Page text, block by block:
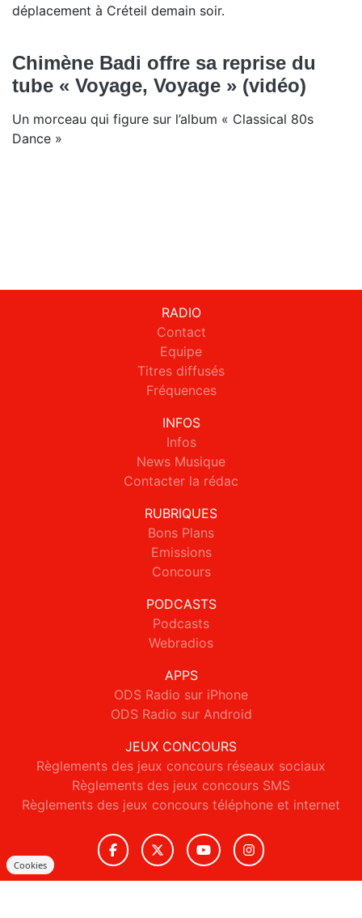
déplacement à Créteil demain soir.
Chimène Badi offre sa reprise du
tube « Voyage, Voyage » (vidéo)
Un morceau qui figure sur l’album « Classical 80s
Dance »
RADIO
Contact
Equipe
Titres diffusés
Fréquences
INFOS
Infos
News Musique
Contacter la rédac
RUBRIQUES
Bons Plans
Emissions
Concours
PODCASTS
Podcasts
Webradios
APPS
ODS Radio sur iPhone
ODS Radio sur Android
JEUX CONCOURS
Règlements des jeux concours réseaux sociaux
Règlements des jeux concours SMS
Règlements des jeux concours téléphone et internet
Cookies